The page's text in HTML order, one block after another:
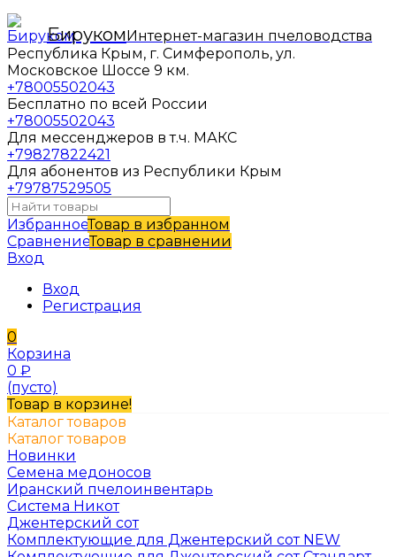
БирукомИнтернет-магазин пчеловодства
Республика Крым, г. Симферополь, ул.
Московское Шоссе 9 км.
+78005502043
Бесплатно по всей России
+78005502043
Для мессенджеров в т.ч. МАКС
+79827822421
Для абонентов из Республики Крым
+79787529505
ИзбранноеТовар в избранном
СравнениеТовар в сравнении
Вход
Вход
Регистрация
0
Корзина
0 ₽
(пусто)
Товар в корзине!
Каталог товаров
Каталог товаров
Новинки
Семена медоносов
Иранский пчелоинвентарь
Система Никот
Джентерский сот
Комплектующие для Джентерский сот NEW